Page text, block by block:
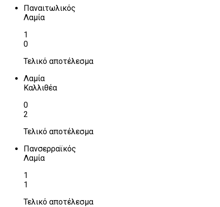
Παναιτωλικός
Λαμία
1
0
Τελικό αποτέλεσμα
Λαμία
Καλλιθέα
0
2
Τελικό αποτέλεσμα
Πανσερραϊκός
Λαμία
1
1
Τελικό αποτέλεσμα